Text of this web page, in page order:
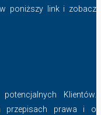
poniższy link i zobacz
Klientów.
przepisach prawa i o